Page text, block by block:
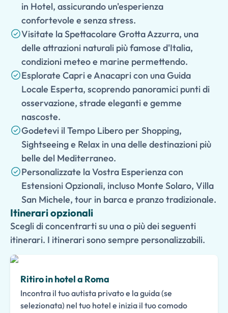
in Hotel, assicurando un'esperienza
confortevole e senza stress.
Visitate la Spettacolare Grotta Azzurra, una
delle attrazioni naturali più famose d'Italia,
condizioni meteo e marine permettendo.
Esplorate Capri e Anacapri con una Guida
Locale Esperta, scoprendo panoramici punti di
osservazione, strade eleganti e gemme
nascoste.
Godetevi il Tempo Libero per Shopping,
Sightseeing e Relax in una delle destinazioni più
belle del Mediterraneo.
Personalizzate la Vostra Esperienza con
Estensioni Opzionali, incluso Monte Solaro, Villa
San Michele, tour in barca e pranzo tradizionale.
Itinerari opzionali
Scegli di concentrarti su una o più dei seguenti
itinerari. I itinerari sono sempre personalizzabili.
Ritiro in hotel a Roma
Incontra il tuo autista privato e la guida (se
selezionata) nel tuo hotel e inizia il tuo comodo